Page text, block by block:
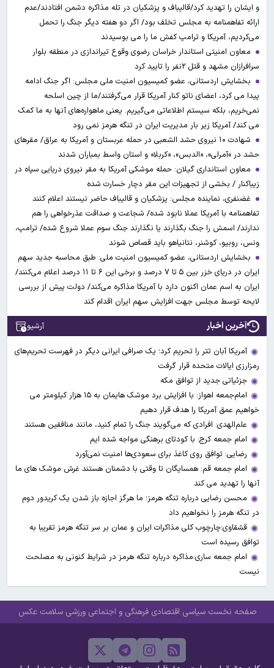
و ایشان را تهدید کرد/قالیباف و پزشکیان در تله مذاکره دشمن افتادند/عدم
ارائه تفاهمنامه به مجلس تخلف بود/ اگر دو هفته دیگر جنگ را تحمل
می‌کردیم، آمریکا و ترامپ کفش ما را می بوسیدند
معاون امنیتی استاندار خراسان رضوی وقوع تیراندازی در منطقه بلوار
سرافرازان مشهد و قتل ۲نفر را تایید کرد
بخشایش اردستانی، عضو کمیسیون امنیت ملی مجلس: اگر جنگ ادامه
پیدا می کرد، اعضای ناتو کنار آمریکا قرار می‌گرفتند/ما از چین اسلحه
نمی‌خریم، بلکه سیستم اطلاعاتی می‌گیریم. یعنی ماهواره‌های آنها به ما کمک
می کند/ آمریکا زیر بار مدیریت ایران در تنگه هرمز نمی رود
شهادت ۱۰ نیروی حشد الشعبی در حمله عربستان و آمریکا به عراق/ مقرهای
حشد در »آمرلی»، «الدبس»، «کربلا« و استان واسط بمباران شدند
معاون استانداری گیلان: حمله موشکی آمریکا به مقر نیروی دریایی سپاه در
زیباکنار / بخشی از تجهیزات این مقر دچار خسارت شده
غضنفری، نماینده مجلس: پزشکیان و قالیباف حاضر نیستند اعلام کنند
تفاهمنامه با آمریکا عملا نابود شده/ شجاعت و صداقت عذرخواهی را هم
ندارند/ اسمش را جنگ بگذارند یا نگذارند جنگ سوم عملا شروع شده/ ترامپ،
ونس، روبیو، کوشنر، نتانیاهو باید قصاص شوند
بخشایش اردستانی، عضو کمیسیون امنیت ملی: طبق محاسبه جدید سهم
ایران در دریای خزر بین ۵ تا ۷ درصد و برخی این ۶ تا ۱۱ درصد اعلام می‌کنند/
ایران به اسم عمان اکنون دارد با آمریکا مذاکره می‌کند/ دولت پیش از بررسی
لایحه توسط مجلس جهت افزایش سهم ایران اقدام کند
آخرین اخبار آرشیو
آمریکا آبان تتر را تحریم کرد؛ یک صرافی ایرانی دیگر در فهرست تحریم‌های
رمزارزی ایالات متحده قرار گرفت
جزئیاتی جدید از توافق مکه
امام‌جمعه اهواز: با افزایش برد موشک هایمان به ۱۵ هزار کیلومتر می
خواهیم عمق آمریکا را هدف قرار دهیم
علم‌الهدی: افرادی که می‌گویند جنگ را تمام کنید، مانند منافقین هستند
امام جمعه کرج: با کودتای برهنگی مواجه شده ایم
رضایی: توافق روی کاغذ برای سعودی‌ها امنیت نمی‌آورد
امام جمعه قم: همسایگان تا وقتی با دشمنان هستند غرش موشک های ما
آنها را تهدید می کند
محسن رضایی درباره تنگه هرمز؛ ما هرگز اجازه باز شدن یک کریدور دوم
در تنگه هرمز را نخواهیم داد
قشقاوی:چارچوب کلی مذاکرات ایران و عمان بر سر تنگه هرمز تقریبا به
توافق رسیده است
امام جمعه ساری:مذاکره درباره تنگه هرمز در شرایط کنونی به مصلحت
نیست
صفحه نخست سیاسی اقتصادی فرهنگی و اجتماعی ورزشی سلامت عکس